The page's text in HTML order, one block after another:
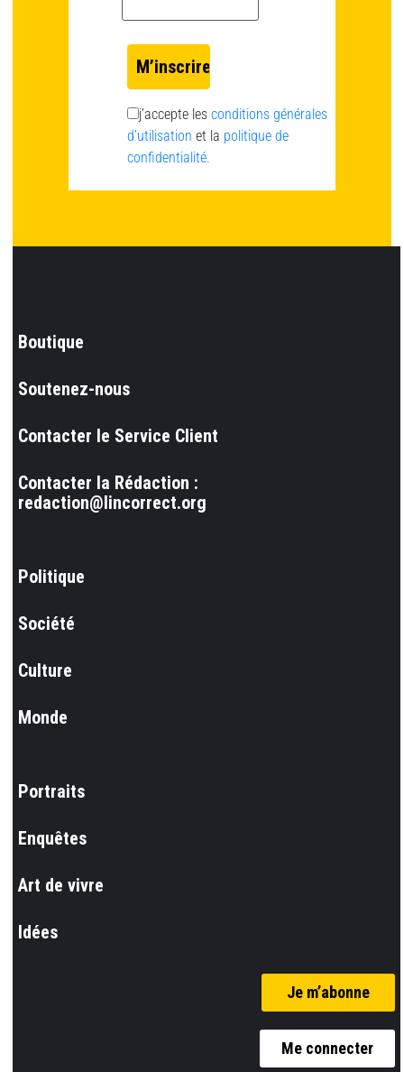
j’accepte les conditions générales
d’utilisation et la politique de
confidentialité.
Boutique
Soutenez-nous
Contacter le Service Client
Contacter la Rédaction :
redaction@lincorrect.org
Politique
Société
Culture
Monde
Portraits
Enquêtes
Art de vivre
Idées
Je m’abonne
Me connecter